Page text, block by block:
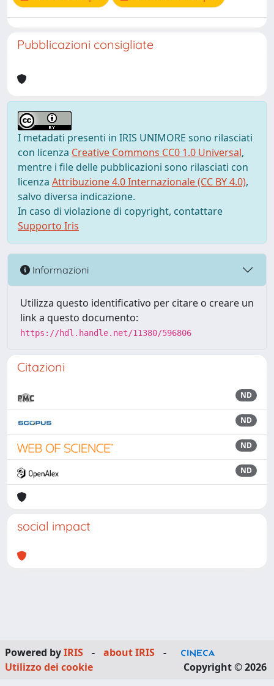
Pubblicazioni consigliate
I metadati presenti in IRIS UNIMORE sono rilasciati
con licenza Creative Commons CC0 1.0 Universal,
mentre i file delle pubblicazioni sono rilasciati con
licenza Attribuzione 4.0 Internazionale (CC BY 4.0),
salvo diversa indicazione.
In caso di violazione di copyright, contattare
Supporto Iris
Informazioni
Utilizza questo identificativo per citare o creare un
link a questo documento:
https://hdl.handle.net/11380/596806
Citazioni
ND
ND
ND
ND
social impact
Powered byIRIS - about IRIS
-
Utilizzo dei cookie
Copyright © 2026